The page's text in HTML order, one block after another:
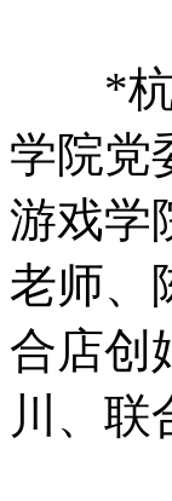
*杭钢
学院党
游戏学
老师、
合店创
川、联